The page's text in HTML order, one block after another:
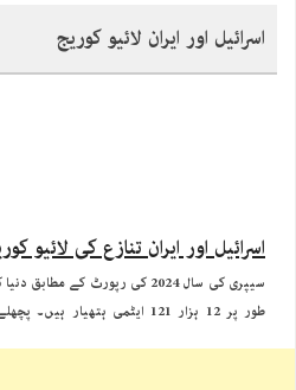
اسرائیل اور ایران لائیو کوریج
اسرائیل اور ایران تنازع کی لائیو
سیپری کی سال 2024 کی رپورٹ کے
طور پر 12 ہزار 121 ایٹمی